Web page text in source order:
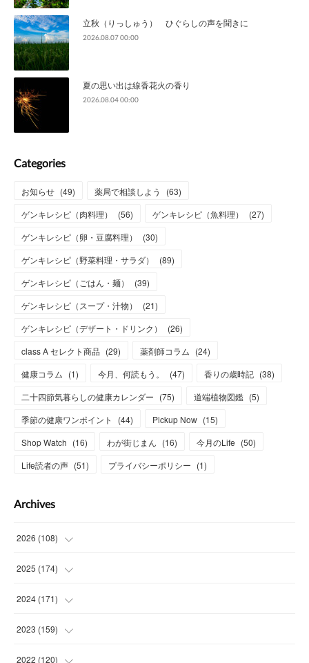
立秋（りっしゅう） ひぐらしの声を聞きに
2026.08.07 00:00
夏の思い出は線香花火の香り
2026.08.04 00:00
Categories
お知らせ (49) 薬局で相談しよう (63)
ゲンキレシピ（肉料理）
(56) ゲンキレシピ（魚料理） (27)
ゲンキレシピ（卵・豆腐料理）
(30)
ゲンキレシピ（野菜料理・サラダ）
(89)
ゲンキレシピ（ごはん・麺）
(39)
ゲンキレシピ（スープ・汁物）
(21)
ゲンキレシピ（デザート・ドリンク）
(26)
class A セレクト商品 (29) 薬剤師コラム (24)
健康コラム (1) 今月、何読もう。 (47) 香りの歳時記 (38)
二十四節気暮らしの健康カレンダー (75) 道端植物図鑑 (5)
季節の健康ワンポイント
(44) Pickup Now (15)
Shop Watch (16) わが街じまん (16) 今月のLife (50)
Life読者の声 (51) プライバシーポリシー (1)
Archives
2026 (108)
(6)
(15
(15
(13
2025 (174)
(14
(14
(15
2024 (171)
(13
(13
2023 (159)
(14
2022 (120)